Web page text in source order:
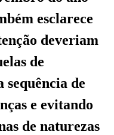
esclarece
deveriam
de
sequência de
e evitando
de naturezas